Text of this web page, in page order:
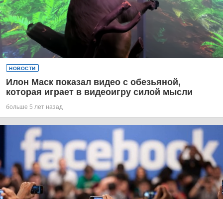
НОВОСТИ
Илон Маск показал видео с обезьяной,
которая играет в видеоигру силой мысли
больше 5 лет назад